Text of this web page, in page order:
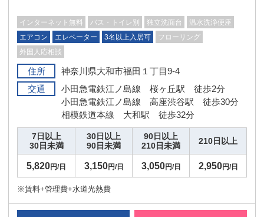
インターネット無料 バス・トイレ別 独立洗面台
温水洗浄便座
エアコン
エレベーター 3名以上入居可
フローリング
外国人応相談
住所
神奈川県大和市福田１丁目9-4
交通
小田急電鉄江ノ島線 桜ヶ丘駅 徒歩2分
小田急電鉄江ノ島線 高座渋谷駅 徒歩30分
相模鉄道本線 大和駅 徒歩32分
7日以上
30日未満
30日以上
90日未満
90日以上
210日未満
210日以上
5,820円/日 3,150円/日 3,050円/日 2,950円/日
※賃料+管理費+水道光熱費